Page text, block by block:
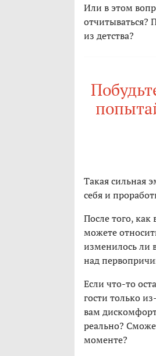
Или в этом
отчитываться?
из детства?
Такая сильная
себя и
После того,
можете
изменилось ли
над
Если что-то
гости только
вам
реально?
моменте?